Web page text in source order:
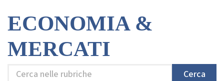
ECONOMIA &
MERCATI
Cerca
Cerca